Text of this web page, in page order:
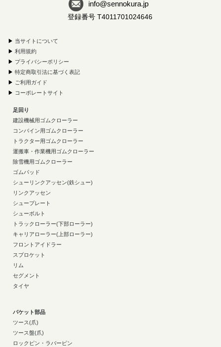
info@sennokura.jp
登録番号 T4011701024646
▶ 当サイトについて
▶ 利用規約
▶ プライバシーポリシー
▶ 特定商取引法に基づく表記
▶ ご利用ガイド
▶ コーポレートサイト
足回り
建設機械用ゴムクローラー
コンバイン用ゴムクローラー
トラクター用ゴムクローラー
運搬車・作業機用ゴムクローラー
除雪機用ゴムクローラー
ゴムパッド
シューリンクアッセン(鉄シュー)
リンクアッセン
シュープレート
シューボルト
トラックローラー(下部ローラー)
キャリアローラー(上部ローラー)
フロントアイドラー
スプロケット
リム
セグメント
タイヤ
バケット部品
ツース(爪)
ツース盤(爪)
ロックピン・ラバーピン